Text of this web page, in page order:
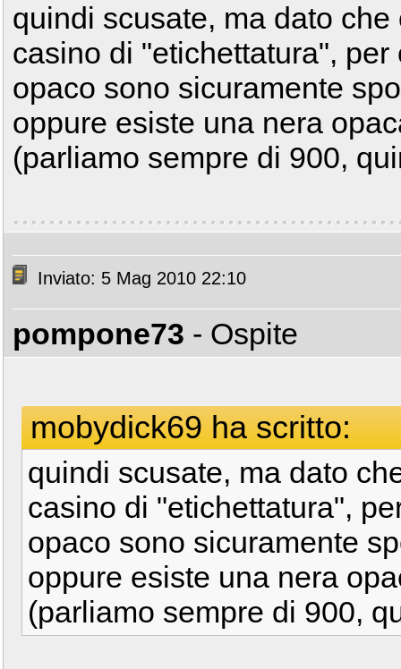
quindi scusate, ma dato
casino di "etichettatura",
opaco sono sicuramente
oppure esiste una nera
(parliamo sempre di 900,
Inviato: 5 Mag 2010 22:10
pompone73 - Ospite
mobydick69 ha scritto:
quindi scusate, ma dato
casino di "etichettatura",
opaco sono sicuramente
oppure esiste una nera
(parliamo sempre di 900,